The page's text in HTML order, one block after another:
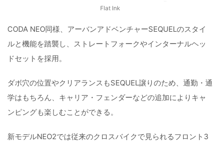
Flat Ink
CODA NEO同様、アーバンアドベンチャーSEQUELのスタイ
ルと機能を踏襲し、ストレートフォークやインターナルヘッ
ドセットを採用。
ダボ穴の位置やクリアランスもSEQUEL譲りのため、通勤・通
学はもちろん、キャリア・フェンダーなどの追加によりキャ
ンピングも楽しむことができる。
新モデルNEO2では従来のクロスバイクで見られるフロント3